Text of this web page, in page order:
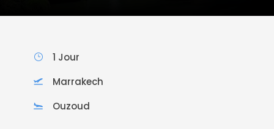
1 Jour
Marrakech
Ouzoud